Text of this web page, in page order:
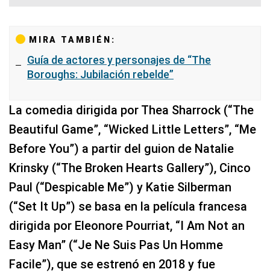
MIRA TAMBIÉN:
Guía de actores y personajes de “The
Boroughs: Jubilación rebelde”
La comedia dirigida por Thea Sharrock (“The
Beautiful Game”, “Wicked Little Letters”, “Me
Before You”) a partir del guion de Natalie
Krinsky (“The Broken Hearts Gallery”), Cinco
Paul (“Despicable Me”) y Katie Silberman
(“Set It Up”) se basa en la película francesa
dirigida por Eleonore Pourriat, “I Am Not an
Easy Man” (“Je Ne Suis Pas Un Homme
Facile”), que se estrenó en 2018 y fue